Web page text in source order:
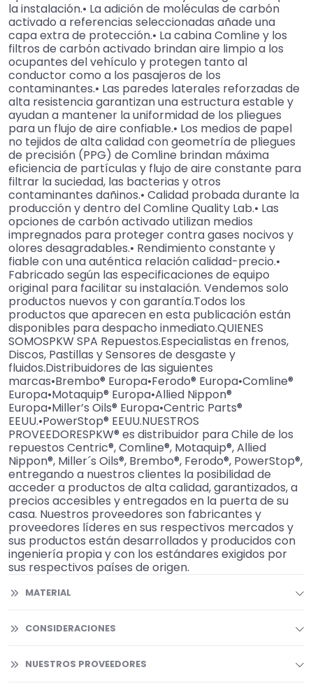
la instalación.• La adición de moléculas de carbón
activado a referencias seleccionadas añade una
capa extra de protección.• La cabina Comline y los
filtros de carbón activado brindan aire limpio a los
ocupantes del vehículo y protegen tanto al
conductor como a los pasajeros de los
contaminantes.• Las paredes laterales reforzadas de
alta resistencia garantizan una estructura estable y
ayudan a mantener la uniformidad de los pliegues
para un flujo de aire confiable.• Los medios de papel
no tejidos de alta calidad con geometría de pliegues
de precisión (PPG) de Comline brindan máxima
eficiencia de partículas y flujo de aire constante para
filtrar la suciedad, las bacterias y otros
contaminantes dañinos.• Calidad probada durante la
producción y dentro del Comline Quality Lab.• Las
opciones de carbón activado utilizan medios
impregnados para proteger contra gases nocivos y
olores desagradables.• Rendimiento constante y
fiable con una auténtica relación calidad-precio.•
Fabricado según las especificaciones de equipo
original para facilitar su instalación. Vendemos solo
productos nuevos y con garantía.Todos los
productos que aparecen en esta publicación están
disponibles para despacho inmediato.QUIENES
SOMOSPKW SPA Repuestos.Especialistas en frenos,
Discos, Pastillas y Sensores de desgaste y
fluidos.Distribuidores de las siguientes
marcas•Brembo® Europa•Ferodo® Europa•Comline®
Europa•Motaquip® Europa•Allied Nippon®
Europa•Miller’s Oils® Europa•Centric Parts®
EEUU.•PowerStop® EEUU.NUESTROS
PROVEEDORESPKW® es distribuidor para Chile de los
repuestos Centric®, Comline®, Motaquip®, Allied
Nippon®, Miller´s Oils®, Brembo®, Ferodo®, PowerStop®,
entregando a nuestros clientes la posibilidad de
acceder a productos de alta calidad, garantizados, a
precios accesibles y entregados en la puerta de su
casa. Nuestros proveedores son fabricantes y
proveedores líderes en sus respectivos mercados y
sus productos están desarrollados y producidos con
ingeniería propia y con los estándares exigidos por
sus respectivos países de origen.
MATERIAL
CONSIDERACIONES
NUESTROS PROVEEDORES